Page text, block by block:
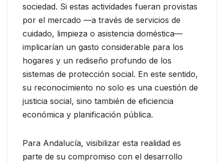
sociedad. Si estas actividades fueran provistas
por el mercado —a través de servicios de
cuidado, limpieza o asistencia doméstica—
implicarían un gasto considerable para los
hogares y un rediseño profundo de los
sistemas de protección social. En este sentido,
su reconocimiento no solo es una cuestión de
justicia social, sino también de eficiencia
económica y planificación pública.
Para Andalucía, visibilizar esta realidad es
parte de su compromiso con el desarrollo